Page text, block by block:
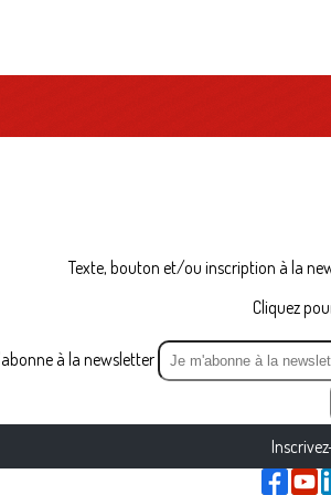
Texte, bouton et/ou inscription à la
Cliquez
à la newsletter